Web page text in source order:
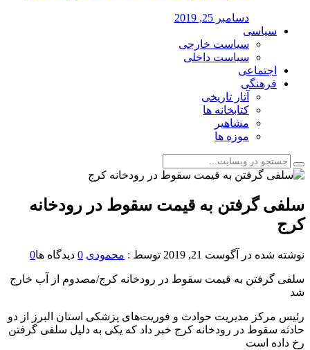
دسامبر 25, 2019
سیاسی
سیاست خارجی
سیاست داخلی
اجتماعی
فرهنگی
آثار تاریخی
کتابخانه ها
مشاهیر
موزه ها
سلفی گرفتن به قیمت سقوط در رودخانه
کرج
نوشته شده در آگوست 21, 2019 توسط : محمودی 0 دیدگاه ها0
سلفی گرفتن به قیمت سقوط در رودخانه کرج/مصدوم از آب خارج
شد
رئیس مرکز مدیریت حوادث و فوریت‌های پزشکی استان البرز از دو
حادثه سقوط در رودخانه کرج خبر داد که یکی به دلیل سلفی گرفتن
رخ داده است